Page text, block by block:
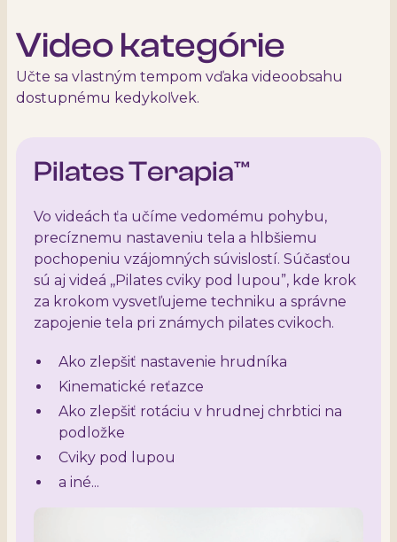
Video kategórie
Učte sa vlastným tempom vďaka videoobsahu
dostupnému kedykoľvek.
Pilates Terapia™
Vo videách ťa učíme vedomému pohybu,
precíznemu nastaveniu tela a hlbšiemu
pochopeniu vzájomných súvislostí. Súčasťou
sú aj videá ,,Pilates cviky pod lupou”, kde krok
za krokom vysvetľujeme techniku a správne
zapojenie tela pri známych pilates cvikoch.
Ako zlepšiť nastavenie hrudníka
Kinematické reťazce
Ako zlepšiť rotáciu v hrudnej chrbtici na
podložke
Cviky pod lupou
a iné...